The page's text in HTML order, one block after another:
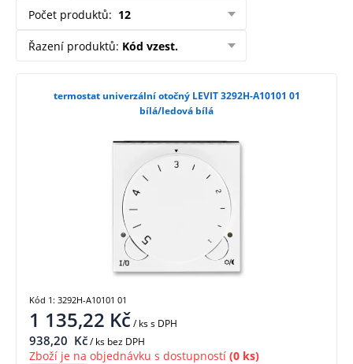
Počet produktů: 12
Řazení produktů: Kód vzest.
termostat univerzální otočný LEVIT 3292H-A10101 01
bílá/ledová bílá
1 135,22 Kč/ kss DPH
938,20 Kč/ ks bez DPH
Zboží je na objednávku s dostupností (0 ks)
Kód 1: 3292H-A10101 01